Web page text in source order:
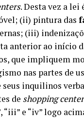
. Desta vez a lei
(ii) pintura das
(iii)
anterior ao início
que impliquem
nas partes de
inquilinos
de shopping
“iii” e “iv” logo